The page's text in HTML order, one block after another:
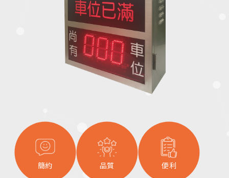
簡約 品質 便利